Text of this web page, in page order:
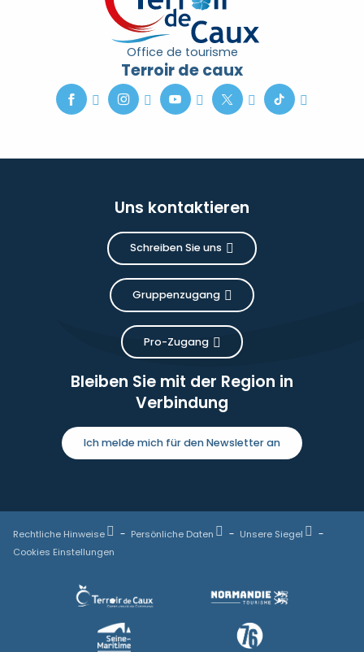
Office de tourisme
Terroir de caux
Uns kontaktieren
Schreiben Sie uns
Gruppenzugang
Pro-Zugang
Bleiben Sie mit der Region in
Verbindung
Ich melde mich für den Newsletter an
Rechtliche Hinweise Persönliche Daten
Unsere Siegel
Cookies Einstellungen